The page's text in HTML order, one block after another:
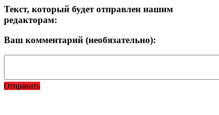
Текст, который будет отправлен нашим
редакторам:
Ваш комментарий (необязательно):
Отправить